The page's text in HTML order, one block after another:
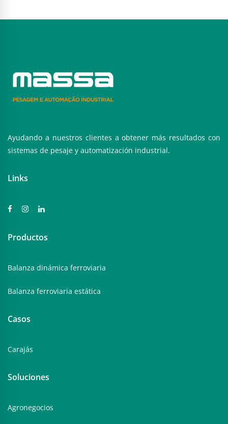
Ayudando a nuestros clientes a obtener más resultados con
sistemas de pesaje y automatización industrial.
Links
Productos
Balanza dinámica ferroviaria
Balanza ferroviaria estática
Casos
Carajás
Soluciones
Agronegocios